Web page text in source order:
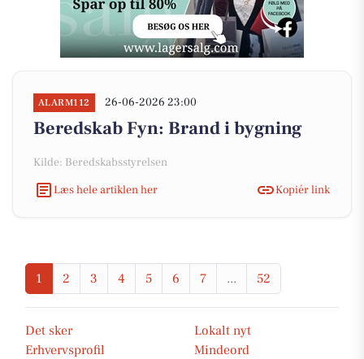
ALARM112 26-06-2026 23:00
Beredskab Fyn: Brand i bygning
Kilde: Beredskabsstyrelsen
Læs hele artiklen her
Kopiér link
1 2 3 4 5 6 7 ... 52
Det sker
Lokalt nyt
Erhvervsprofil
Mindeord